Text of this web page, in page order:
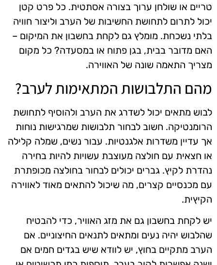
טריים או שולחן ערוך בצורה אסתטית. כל פרט קטן
יכול לתרום לתחושת החשיבות של הערב וליצור חוויה
בלתי נשכחת. מומלץ גם לקחת בחשבון את המיקום –
האם מדובר בבית, בגן פתוח או במסעדה? כל מקום
מצריך התאמה שונה של האווירה.
מהם התלבושות המתאימות לערב?
לבוש מתאים יכול לשדרג את הערב ולהוסיף לתחושת
הרומנטיקה. חשוב לבחור תלבושות שמרגישות נוחות
אך עדיין משדרות אלגנטיות. עבור נשים, שמלה קלילה
או חצאית עם חולצה מעוצבת עשויות להיות בחירה
נהדרת לקיץ. גברים יכולים לבחור בחולצה מכופתרת
עם מכנסיים קצרים, מה שיכול להתאים מאוד לאווירה
הקיץית.
יש לקחת בחשבון גם את מזג האוויר, כדי להבטיח
שהלבוש יהיה נעים ומתאים לתנאים החיצוניים. אם
הערב מתקיים בחוץ, יש לוודא שיש בגדים חמים אם